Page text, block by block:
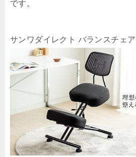
です。
サンワダイレクト バランスチェ